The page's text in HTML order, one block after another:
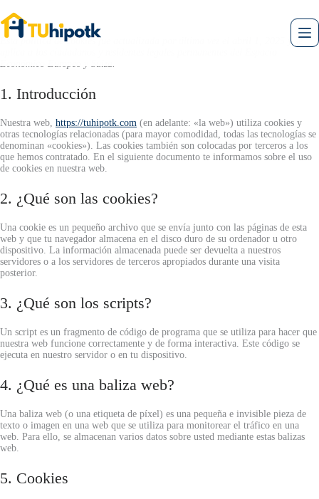
al
contenido
Esta política de cookies fue actualizada por última vez el abril 1, 2025 y se
Económico Europeo y Suiza.
1. Introducción
Nuestra web, https://tuhipotk.com (en adelante: «la web») utiliza cookies y
otras tecnologías relacionadas (para mayor comodidad, todas las tecnologías se
denominan «cookies»). Las cookies también son colocadas por terceros a los
que hemos contratado. En el siguiente documento te informamos sobre el uso
de cookies en nuestra web.
2. ¿Qué son las cookies?
Una cookie es un pequeño archivo que se envía junto con las páginas de esta
web y que tu navegador almacena en el disco duro de su ordenador u otro
dispositivo. La información almacenada puede ser devuelta a nuestros
servidores o a los servidores de terceros apropiados durante una visita
posterior.
3. ¿Qué son los scripts?
Un script es un fragmento de código de programa que se utiliza para hacer que
nuestra web funcione correctamente y de forma interactiva. Este código se
ejecuta en nuestro servidor o en tu dispositivo.
4. ¿Qué es una baliza web?
Una baliza web (o una etiqueta de píxel) es una pequeña e invisible pieza de
texto o imagen en una web que se utiliza para monitorear el tráfico en una
web. Para ello, se almacenan varios datos sobre usted mediante estas balizas
web.
5. Cookies